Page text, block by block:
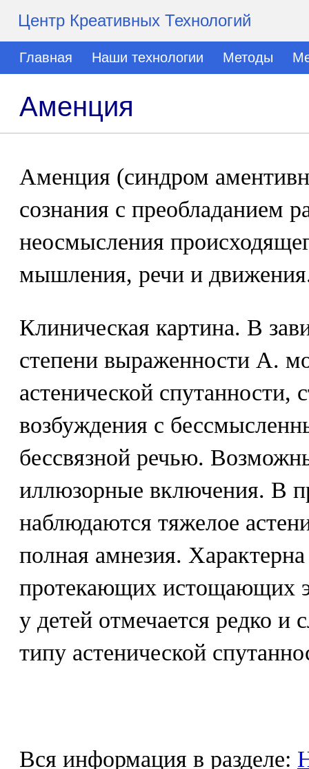
Центр Креативных Технологий
Главная Наши технологии Методы
Аменция
Аменция (синдром
сознания с преобладанием
неосмысления
мышления, речи и
Клиническая картина. В
степени выраженности А.
астенической спутанности,
возбуждения с
бессвязной речью.
иллюзорные включения. В
наблюдаются тяжелое
полная амнезия.
протекающих истощающих
у детей отмечается редко
типу астенической
Вся информация в разделе: